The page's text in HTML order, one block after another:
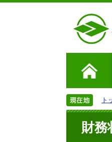
ト
財務